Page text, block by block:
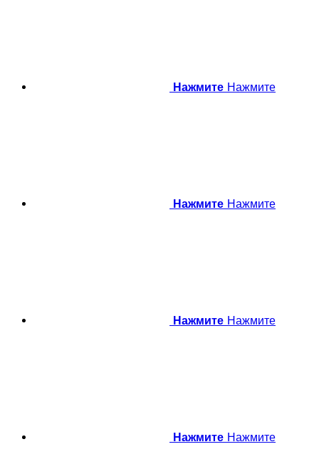
Нажмите Нажмите
Нажмите Нажмите
Нажмите Нажмите
Нажмите Нажмите